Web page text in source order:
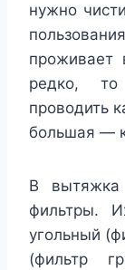
нужно
проживает
редко,
проводить
большая —
В вытяжка
фильтры.
угольный
(фильтр